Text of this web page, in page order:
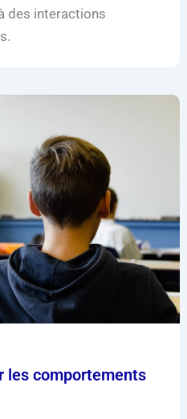
des interactions
les comportements